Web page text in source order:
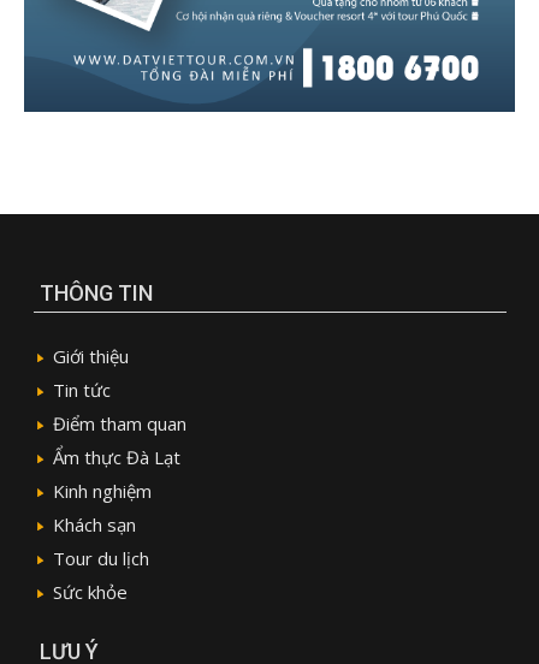
THÔNG TIN
Giới thiệu
Tin tức
Điểm tham quan
Ẩm thực Đà Lạt
Kinh nghiệm
Khách sạn
Tour du lịch
Sức khỏe
LƯU Ý